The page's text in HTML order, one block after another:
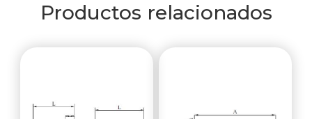
Productos relacionados